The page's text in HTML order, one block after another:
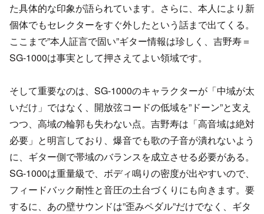
た具体的な印象が語られています。さらに、本人により新
個体でもセレクターをすぐ外したという話まで出てくる。
ここまで”本人証言で固い”ギター情報は珍しく、吉野寿＝
SG-1000は事実として押さえてよい領域です。
そして重要なのは、SG-1000のキャラクターが「中域が太
いだけ」ではなく、開放弦コードの低域を”ドーン”と支え
つつ、高域の輪郭も失わない点。吉野寿は「高音域は絶対
必要」と明言しており、爆音でも歌の子音が潰れないよう
に、ギター側で帯域のバランスを成立させる必要がある。
SG-1000は重量級で、ボディ鳴りの密度が出やすいので、
フィードバック耐性と音圧の土台づくりにも向きます。要
するに、あの壁サウンドは”歪みペダル”だけでなく、ギタ